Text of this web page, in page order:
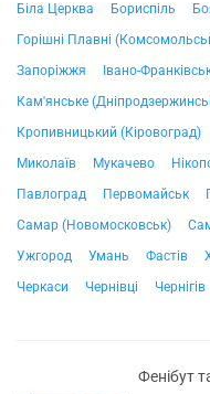
Біла Церква Бориспіль
Горішні Плавні
Запоріжжя
Івано-
Кам'янське
Кропивницький (Кіровоград)
Миколаїв
Мукачево
Павлоград
Первомайськ
Самар (Новомосковськ)
Ужгород
Умань Фастів
Черкаси
Чернівці Чернігів
Фенібут